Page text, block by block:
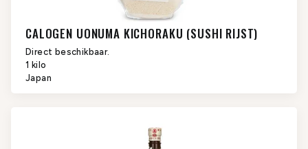
CALOGEN UONUMA KICHORAKU (SUSHI RIJST)
Direct beschikbaar.
1 kilo
Japan